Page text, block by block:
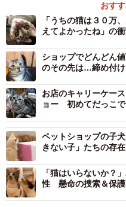
「ほかの子は上へ下へと動
こでじっとしている猫がい
というのが第一印象。値段
ないかと思いました」（鎌
大幅ディスカウントには
事情があるんじゃないか…
は「おとなしくてかわいい
た。
おす
「うちの猫は３０万
えてよかったね」の
ショップでどんどん
のその先は…締め付け
お店のキャリーケー
ョー 初めてだっこ
ペットショップの子
きない子」たちの存在
「猫はいらないか？
性 懸命の捜索＆保護